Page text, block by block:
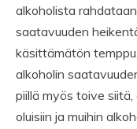
alkoholista
saatavuuden
käsittämätön
alkoholin
piillä myös toive
oluisiin ja muihin